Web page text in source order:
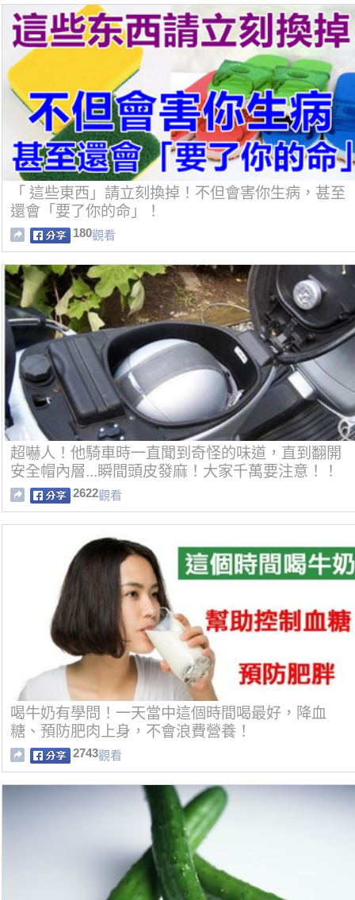
「 這些東西」請立刻換掉！不但會害你生病，甚至
還會「要了你的命」！
180觀看
超嚇人！他騎車時一直聞到奇怪的味道，直到翻開
安全帽內層...瞬間頭皮發麻！大家千萬要注意！！
2622觀看
喝牛奶有學問！一天當中這個時間喝最好，降血
糖、預防肥肉上身，不會浪費營養！
2743觀看